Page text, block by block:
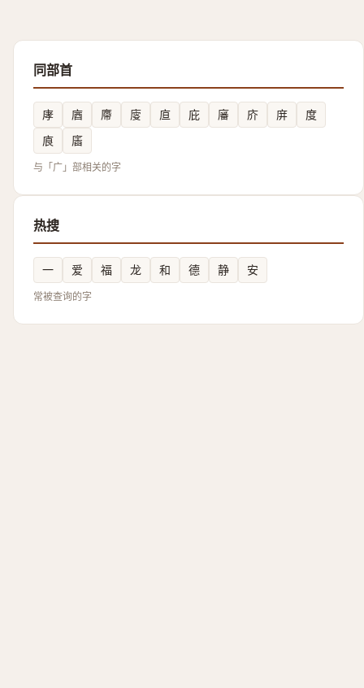
同部首
庨 庮 廗 廀 㡺 庇 㢖 庎 庰
度
㢃
㢎
与「广」部相关的字
热搜
一 爱 福 龙 和 德 静 安
常被查询的字